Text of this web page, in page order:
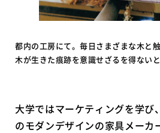
都内の工房にて。毎日さまざまな木と
木が生きた痕跡を意識せざるを得ない
大学ではマーケティングを学び
のモダンデザインの家具メーカ